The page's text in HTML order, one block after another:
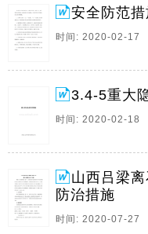
9、伊金霍洛旗新庙三
鄂尔多斯市人民政府
显示，近期25、26日
下安全措施： 1、降
查，没有杂物。
10、高空作业及高空
时刻保持警惕，同时
的安装部位和不同季
施，防护用品提前到
空作业必须戴。
11、,导致矿井瓦斯监
安全防范
时间: 2020-02-17
3.4-5重大
时间: 2020-02-18
山西吕梁
防治措施
时间: 2020-07-27